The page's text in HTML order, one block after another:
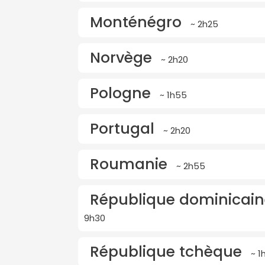
Monténégro ~ 2h25
Norvège ~ 2h20
Pologne ~ 1h55
Portugal ~ 2h20
Roumanie ~ 2h55
République
9h30
République tchèque ~